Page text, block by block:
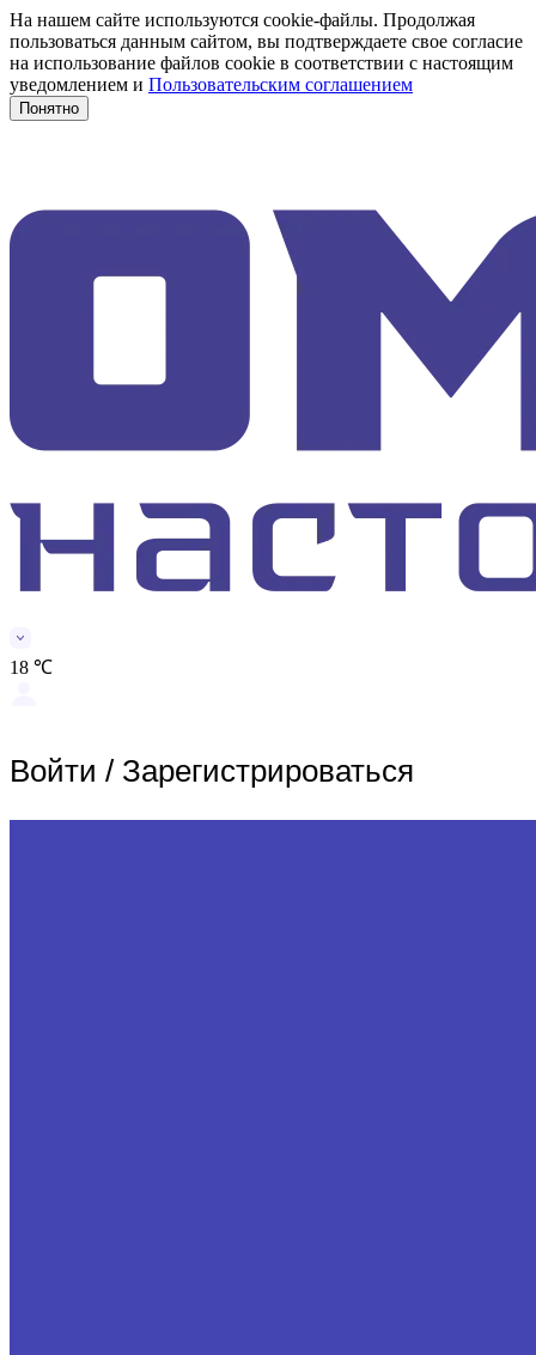
На нашем сайте используются cookie-файлы. Продолжая
пользоваться данным сайтом, вы подтверждаете свое согласие
на использование файлов cookie в соответствии с настоящим
уведомлением и Пользовательским соглашением
Понятно
18 ℃
Войти / Зарегистрироваться